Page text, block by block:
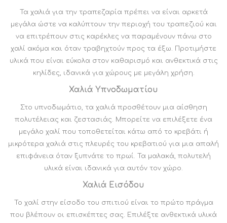
Τα χαλιά για την τραπεζαρία πρέπει να είναι αρκετά
μεγάλα ώστε να καλύπτουν την περιοχή του τραπεζιού και
να επιτρέπουν στις καρέκλες να παραμένουν πάνω στο
χαλί ακόμα και όταν τραβηχτούν προς τα έξω. Προτιμήστε
υλικά που είναι εύκολα στον καθαρισμό και ανθεκτικά στις
κηλίδες, ιδανικά για χώρους με μεγάλη χρήση.
Χαλιά Υπνοδωματίου
Στο υπνοδωμάτιο, τα χαλιά προσθέτουν μια αίσθηση
πολυτέλειας και ζεστασιάς. Μπορείτε να επιλέξετε ένα
μεγάλο χαλί που τοποθετείται κάτω από το κρεβάτι ή
μικρότερα χαλιά στις πλευρές του κρεβατιού για μια απαλή
επιφάνεια όταν ξυπνάτε το πρωί. Τα μαλακά, πολυτελή
υλικά είναι ιδανικά για αυτόν τον χώρο.
Χαλιά Εισόδου
Το χαλί στην είσοδο του σπιτιού είναι το πρώτο πράγμα
που βλέπουν οι επισκέπτες σας. Επιλέξτε ανθεκτικά υλικά